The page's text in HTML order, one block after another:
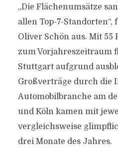
„Die Flächenumsätze
allen Top-7-Standorten“,
Oliver Schön aus. Mit 55
zum Vorjahreszeitraum
Stuttgart aufgrund
Großverträge durch die
Automobilbranche am
und Köln kamen mit
vergleichsweise
drei Monate des Jahres.